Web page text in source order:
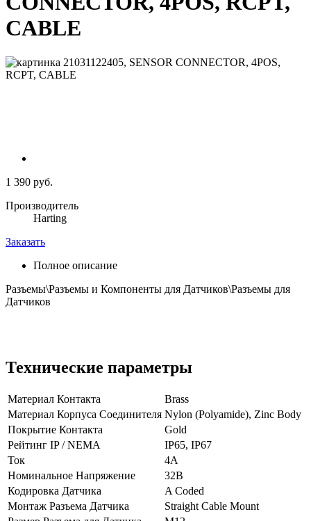
CABLE
1 390 руб.
Производитель
Harting
Заказать
Полное описание
Разъемы\Разъемы и Компоненты для Датчиков\Разъемы для
Датчиков
Технические параметры
Материал Контакта
Brass
Материал Корпуса Соединителя Nylon (Polyamide), Zinc Body
Покрытие Контакта
Gold
Рейтинг IP / NEMA
IP65, IP67
Ток
4А
Номинальное Напряжение
32В
Кодировка Датчика
A Coded
Монтаж Разъема Датчика
Straight Cable Mount